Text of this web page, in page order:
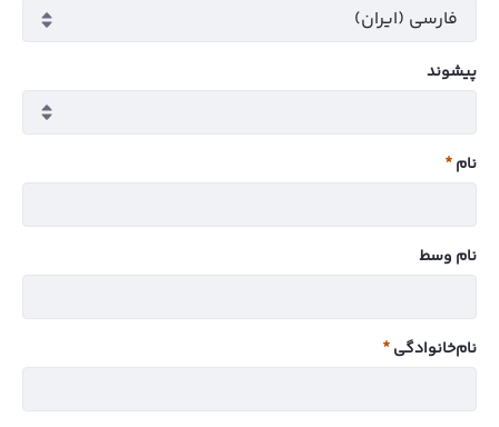
پيشوند
نام
ضروری
نام وسط
نام‌خانوادگی
ضروری